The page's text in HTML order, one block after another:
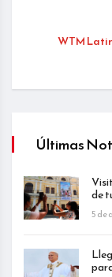
WTM
Últimas
de
5 de